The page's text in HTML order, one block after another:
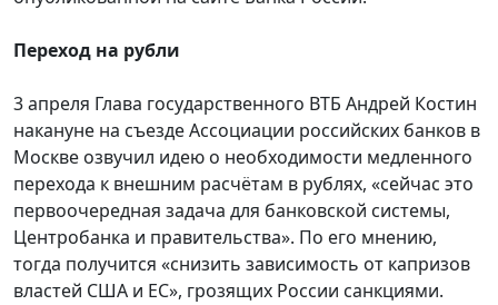
Переход на рубли
3 апреля Глава государственного ВТБ Андрей Костин
накануне на съезде Ассоциации российских банков в
Москве озвучил идею о необходимости медленного
перехода к внешним расчётам в рублях, «сейчас это
первоочередная задача для банковской системы,
Центробанка и правительства». По его мнению,
тогда получится «снизить зависимость от капризов
властей США и ЕС», грозящих России санкциями.